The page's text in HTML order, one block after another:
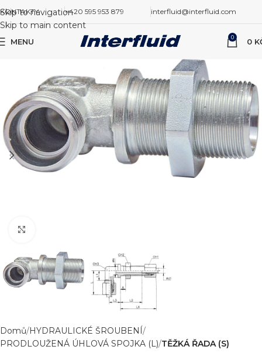
Skip to navigation
Skip to main content
KONTAKTY +420 595 953 879 interfluid@interfluid.com
MENU 0 0
Domů HYDRAULICKÉ ŠROUBENÍ
PRODLOUŽENÁ ÚHLOVÁ SPOJKA (L) TĚŽKÁ ŘADA (S)